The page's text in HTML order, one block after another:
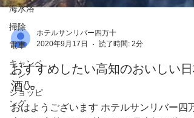
海水浴
掃除
電車
キャンペ
ーン
ショッピ
ング
2020年9月17日
読了時間: 2分
おすすめしたい高知のおいしい日
酒🍶